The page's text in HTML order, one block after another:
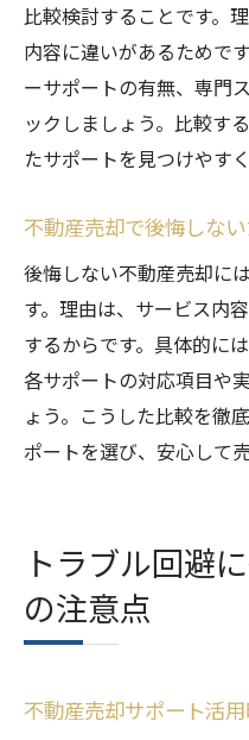
比較検討することです。
内容に違いがあるためで
ーサポートの有無、専門
ックしましょう。比較す
たサポートを見つけやすく
不動産売却で後悔しな
後悔しない不動産売却に
す。理由は、サービス内
するからです。具体的に
各サポートの対応項目や
ょう。こうした比較を徹
ポートを選び、安心して
トラブル回避
の注意点
不動産売却サポート活